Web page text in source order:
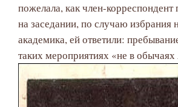
пожелала, как член-корреспондент
на заседании, по случаю избрания
академика, ей ответили:
таких мероприятиях «не в